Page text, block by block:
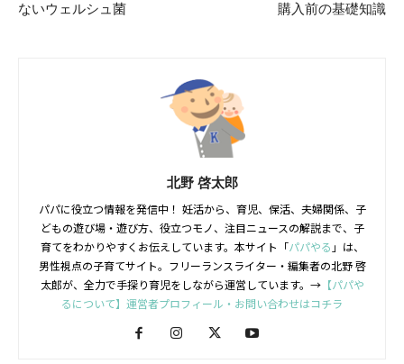
ないウェルシュ菌
購入前の基礎知識
北野 啓太郎
パパに役立つ情報を発信中！ 妊活から、育児、保活、夫婦関係、子
どもの遊び場・遊び方、役立つモノ、注目ニュースの解説まで、子
育てをわかりやすくお伝えしています。本サイト「パパやる 」は、
男性視点の子育てサイト。フリーランスライター・編集者の北野 啓
太郎が、全力で手探り育児をしながら運営しています。→【パパや
るについて】運営者プロフィール・お問い合わせはコチラ